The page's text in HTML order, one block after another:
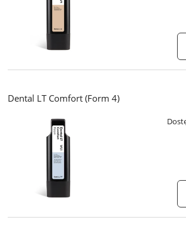
Dental LT Comfort (Form 4)